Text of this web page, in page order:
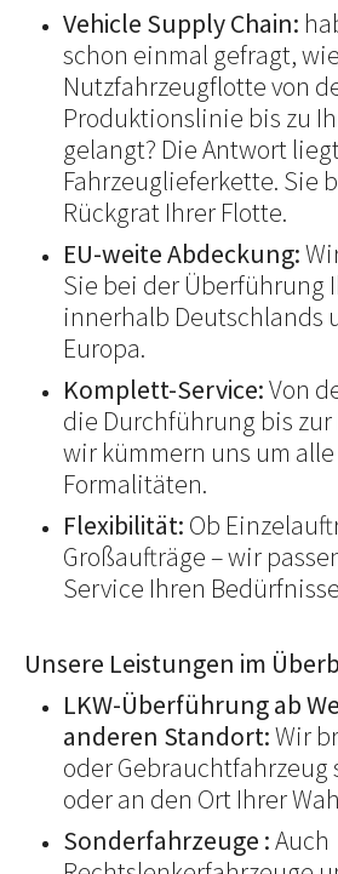
Vehicle Supply Chain:
schon einmal gefragt,
Nutzfahrzeugflotte von
Produktionslinie bis zu
gelangt? Die Antwort
Fahrzeuglieferkette. Sie
Rückgrat Ihrer Flotte.
EU-weite Abdeckung:
Sie bei der Überführung
innerhalb Deutschlands
Europa.
Komplett-Service:Von
die Durchführung bis
wir kümmern uns um
Formalitäten.
Flexibilität: Ob
Großaufträge – wir
Service Ihren
Unsere Leistungen im
LKW-Überführung ab
anderen Standort:Wir
oder Gebrauchtfahrzeug
oder an den Ort Ihrer
Sonderfahrzeuge :Auch